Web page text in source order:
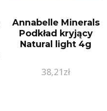
Annabelle Minerals
Podkład kryjący
Natural light 4g
38,21zł